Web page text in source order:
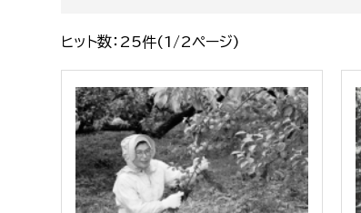
外国人
ペット
障がい福祉課
保険課
健康づくり課
建設部
建設政策課
ヒット数：25件(1/2ページ)